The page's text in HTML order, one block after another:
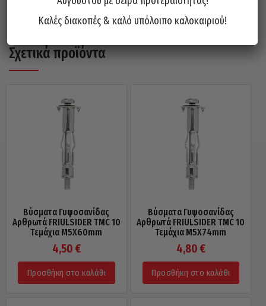
Σχετικά προϊόντα
Βύσματα Γυψοσανίδας
Αρθρωτά FRIULSIDER TMC 10
Τεμάχια M5X60mm
4,50 €
Προσθήκη στο καλάθι
Βύσματα Γυψοσανίδας
Αρθρωτά FRIULSIDER TMC 10
Τεμάχια M5X74mm
4,80 €
Προσθήκη στο καλάθι
Καλές διακοπές & καλό υπόλοιπο καλοκαιριού!